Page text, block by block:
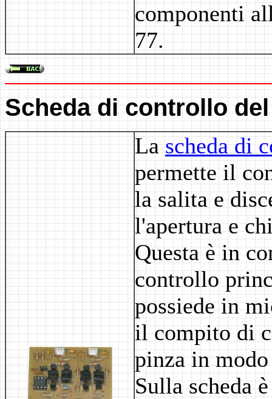
componenti
77.
Scheda di controllo
La scheda di
permette il
la salita e
l'apertura e
Questa è in
controllo
possiede in
il compito di
pinza in
Sulla scheda